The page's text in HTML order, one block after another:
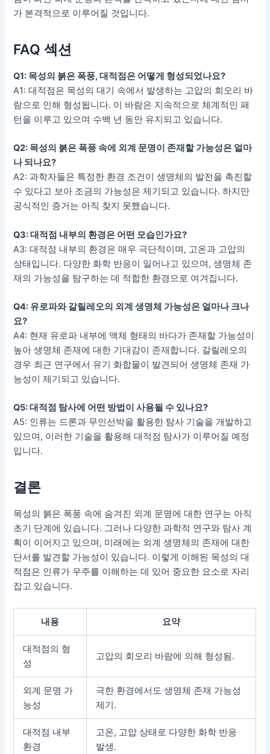
가 본격적으로 이루어질 것입니다.
FAQ 섹션
Q1: 목성의 붉은 폭풍, 대적점은 어떻게 형성되었나요?
A1: 대적점은 목성의 대기 속에서 발생하는 고압의 회오리 바
람으로 인해 형성됩니다. 이 바람은 지속적으로 체계적인 패
턴을 이루고 있으며 수백 년 동안 유지되고 있습니다.
Q2: 목성의 붉은 폭풍 속에 외계 문명이 존재할 가능성은 얼마
나 되나요?
A2: 과학자들은 특정한 환경 조건이 생명체의 발전을 촉진할
수 있다고 보아 조금의 가능성은 제기되고 있습니다. 하지만
공식적인 증거는 아직 찾지 못했습니다.
Q3: 대적점 내부의 환경은 어떤 모습인가요?
A3: 대적점 내부의 환경은 매우 극단적이며, 고온과 고압의
상태입니다. 다양한 화학 반응이 일어나고 있으며, 생명체 존
재의 가능성을 탐구하는 데 적합한 환경으로 여겨집니다.
Q4: 유로파와 갈릴레오의 외계 생명체 가능성은 얼마나 크나
요?
A4: 현재 유로파 내부에 액체 형태의 바다가 존재할 가능성이
높아 생명체 존재에 대한 기대감이 존재합니다. 갈릴레오의
경우 최근 연구에서 유기 화합물이 발견되어 생명체 존재 가
능성이 제기되고 있습니다.
Q5: 대적점 탐사에 어떤 방법이 사용될 수 있나요?
A5: 인류는 드론과 무인선박을 활용한 탐사 기술을 개발하고
있으며, 이러한 기술을 활용해 대적점 탐사가 이루어질 예정
입니다.
결론
목성의 붉은 폭풍 속에 숨겨진 외계 문명에 대한 연구는 아직
초기 단계에 있습니다. 그러나 다양한 과학적 연구와 탐사 계
획이 이어지고 있으며, 미래에는 외계 생명체의 존재에 대한
단서를 발견할 가능성이 있습니다. 이렇게 이해된 목성의 대
적점은 인류가 우주를 이해하는 데 있어 중요한 요소로 자리
잡고 있습니다.
내용 요약
대적점의 형
성
고압의 회오리 바람에 의해 형성됨.
외계 문명 가
능성
극한 환경에서도 생명체 존재 가능성
제기.
대적점 내부
환경
고온, 고압 상태로 다양한 화학 반응
발생.